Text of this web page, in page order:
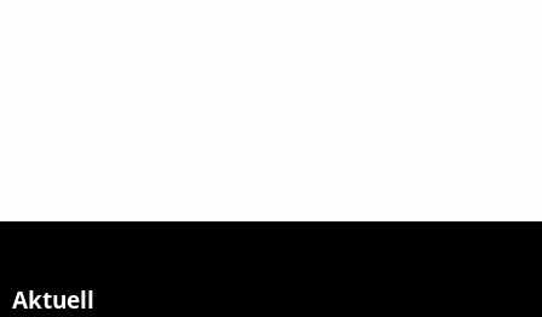
Aktuell